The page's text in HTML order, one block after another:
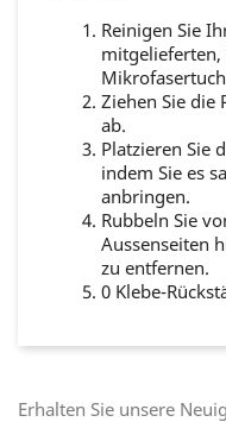
Reinigen Sie
Ziehen Sie die
ab.
Platzieren Sie
indem Sie es
anbringen.
Rubbeln Sie
Aussenseiten
zu entfernen.
0 Klebe-
Erhalten Sie unsere